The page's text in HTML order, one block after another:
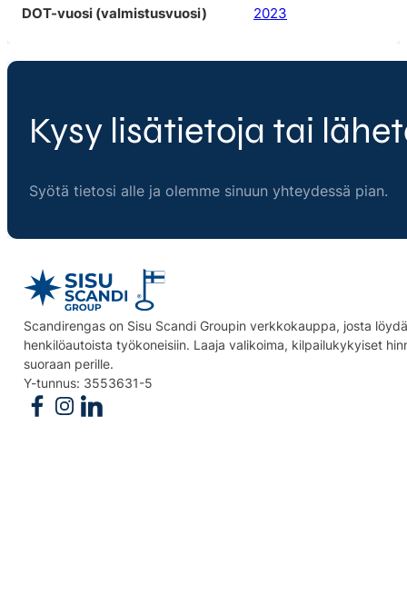
DOT-vuosi (valmistusvuosi) 2023
Kysy lisätietoja tai
Syötä tietosi alle ja olemme sinuun yhteydessä pian.
Scandirengas on Sisu Scandi Groupin verkkokauppa, josta
henkilöautoista työkoneisiin. Laaja valikoima, kilpailukykyiset
suoraan perille.
Y-tunnus: 3553631-5
Follow us on Facebook
Follow us on Instagram
Follow us on Linkedin